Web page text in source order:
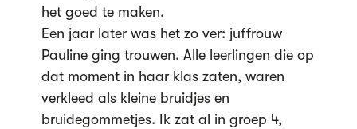
het goed te maken.
Een jaar later was het zo ver: juffrouw
Pauline ging trouwen. Alle leerlingen die op
dat moment in haar klas zaten, waren
verkleed als kleine bruidjes en
bruidegommetjes. Ik zat al in groep 4,